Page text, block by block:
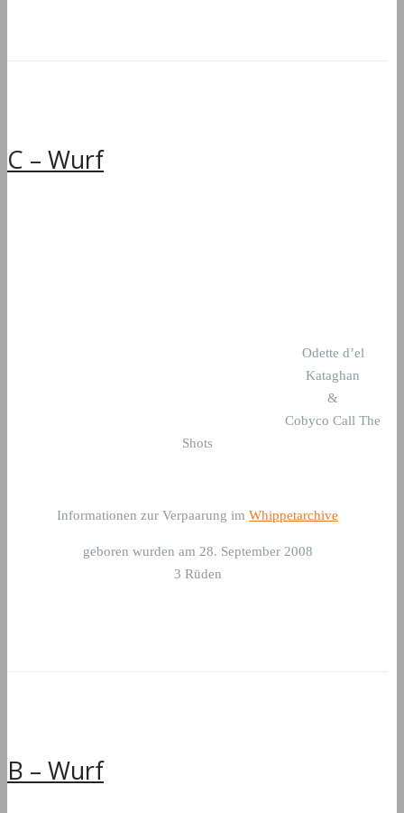
C – Wurf
Odette d’el
Kataghan
&
Cobyco Call The
Shots
Informationen zur Verpaarung im Whippetarchive
geboren wurden am 28. September 2008
3 Rüden
B – Wurf